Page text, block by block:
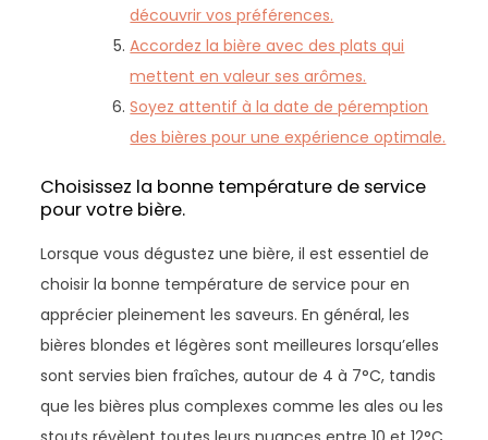
découvrir vos préférences.
Accordez la bière avec des plats qui
mettent en valeur ses arômes.
Soyez attentif à la date de péremption
des bières pour une expérience optimale.
Choisissez la bonne température de service
pour votre bière.
Lorsque vous dégustez une bière, il est essentiel de
choisir la bonne température de service pour en
apprécier pleinement les saveurs. En général, les
bières blondes et légères sont meilleures lorsqu’elles
sont servies bien fraîches, autour de 4 à 7°C, tandis
que les bières plus complexes comme les ales ou les